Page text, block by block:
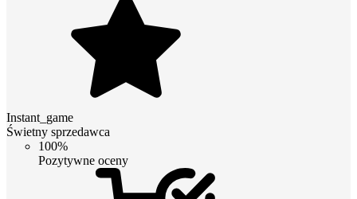
Instant_game
Świetny sprzedawca
100%
Pozytywne oceny